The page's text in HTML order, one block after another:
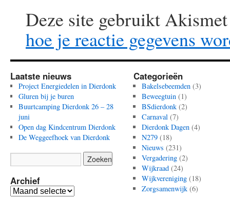
Deze site gebruikt
hoe je reactie gegevens
Laatste nieuws
Project Energiedelen in Dierdonk
Gluren bij je buren
Buurtcamping Dierdonk 26 – 28
juni
Open dag Kindcentrum Dierdonk
De Weggeefhoek van Dierdonk
Archief
Archief
Categorieën
Bakelsebeemden(3)
Beweegtuin(1)
BSdierdonk(2)
Carnaval(7)
Dierdonk Dagen(4)
N279(18)
Nieuws (231)
Vergadering(2)
Wijkraad(24)
Wijkvereniging(18)
Zorgsamenwijk(6)